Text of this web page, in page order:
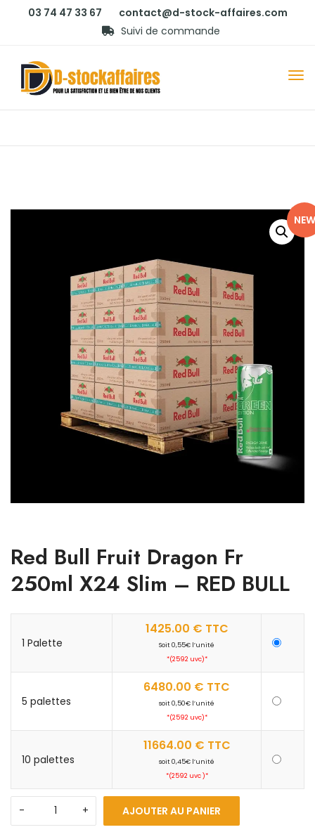
03 74 47 33 67
contact@d-stock-affaires.com
Suivi de commande
NEW
Red Bull Fruit Dragon Fr
250ml X24 Slim – RED BULL
1 Palette
1425.00 € TTC
Soit 0,55€ l’unité
*(2592 uvc)*
5 palettes
6480.00 € TTC
soit 0,50€ l’unité
*(2592 uvc)*
10 palettes
11664.00 € TTC
soit 0,45€ l’unité
*(2592 uvc )*
AJOUTER AU PANIER